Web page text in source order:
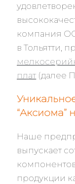
компания
в Тольятти,
плат (далее
“Аксиома”
Наше
выпускает
продукции